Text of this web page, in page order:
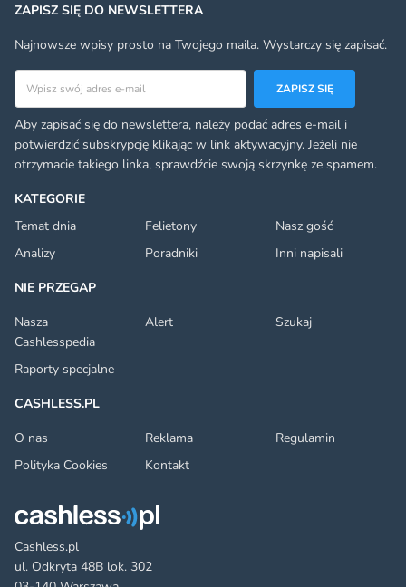
Cashless.pl
ul. Odkryta 48B lok. 302
KATEGORIE
Temat dnia
Felietony
Nasz gość
Analizy
Poradniki
Inni napisali
NIE PRZEGAP
Nasza
Cashlesspedia
Alert Szukaj
Raporty specjalne
CASHLESS.PL
O nas
Reklama
Regulamin
Polityka Cookies
Kontakt
ZAPISZ SIĘ DO NEWSLETTERA
Najnowsze wpisy prosto na Twojego maila. Wystarczy się zapisać.
Adres email
ZAPISZ SIĘ
Aby zapisać się do newslettera, należy podać adres e-mail i
potwierdzić subskrypcję klikając w link aktywacyjny. Jeżeli nie
otrzymacie takiego linka, sprawdźcie swoją skrzynkę ze spamem.